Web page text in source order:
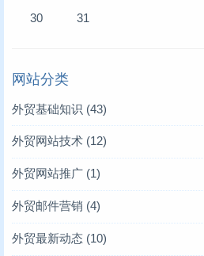
30
31
网站分类
外贸基础知识 (43)
外贸网站技术 (12)
外贸网站推广 (1)
外贸邮件营销 (4)
外贸最新动态 (10)